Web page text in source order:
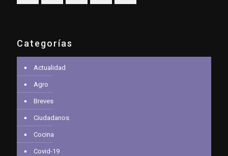
Categorías
Actualidad
Agro
Breves
Ciudadanos
Cocina
Covid-19